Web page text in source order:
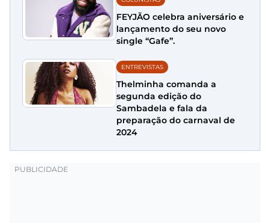
FEYJÃO celebra aniversário e
lançamento do seu novo
single “Gafe”.
ENTREVISTAS
Thelminha comanda a
segunda edição do
Sambadela e fala da
preparação do carnaval de
2024